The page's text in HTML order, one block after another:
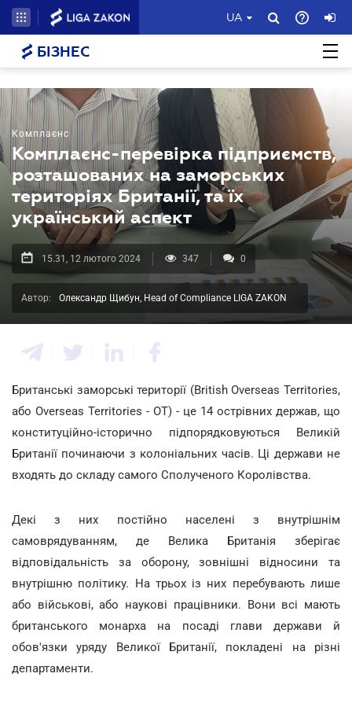
UA
БІЗНЕС
Комплаєнс
Комплаєнс-перевірка підприємств,
розташованих на заморських
територіях Британії, та їх
український аспект
15.31, 12 лютого 2024 347 0
Автор: Олександр Щибун, Head of Compliance LIGA ZAKON
Британські заморські території (British Overseas Territories,
або Overseas Territories - OT) - це 14 острівних держав, що
конституційно-історично підпорядковуються Великій
Британії починаючи з колоніальних часів. Ці держави не
входять до складу самого Сполученого Королівства.
Декі з них постійно населені з внутрішнім
самоврядуванням, де Велика Британія зберігає
відповідальність за оборону, зовнішні відносини та
внутрішню політику. На трьох із них перебувають лише
або військові, або наукові працівники. Вони всі мають
британського монарха на посаді глави держави й
обов'язки уряду Великої Британії, покладені на різні
департаменти.